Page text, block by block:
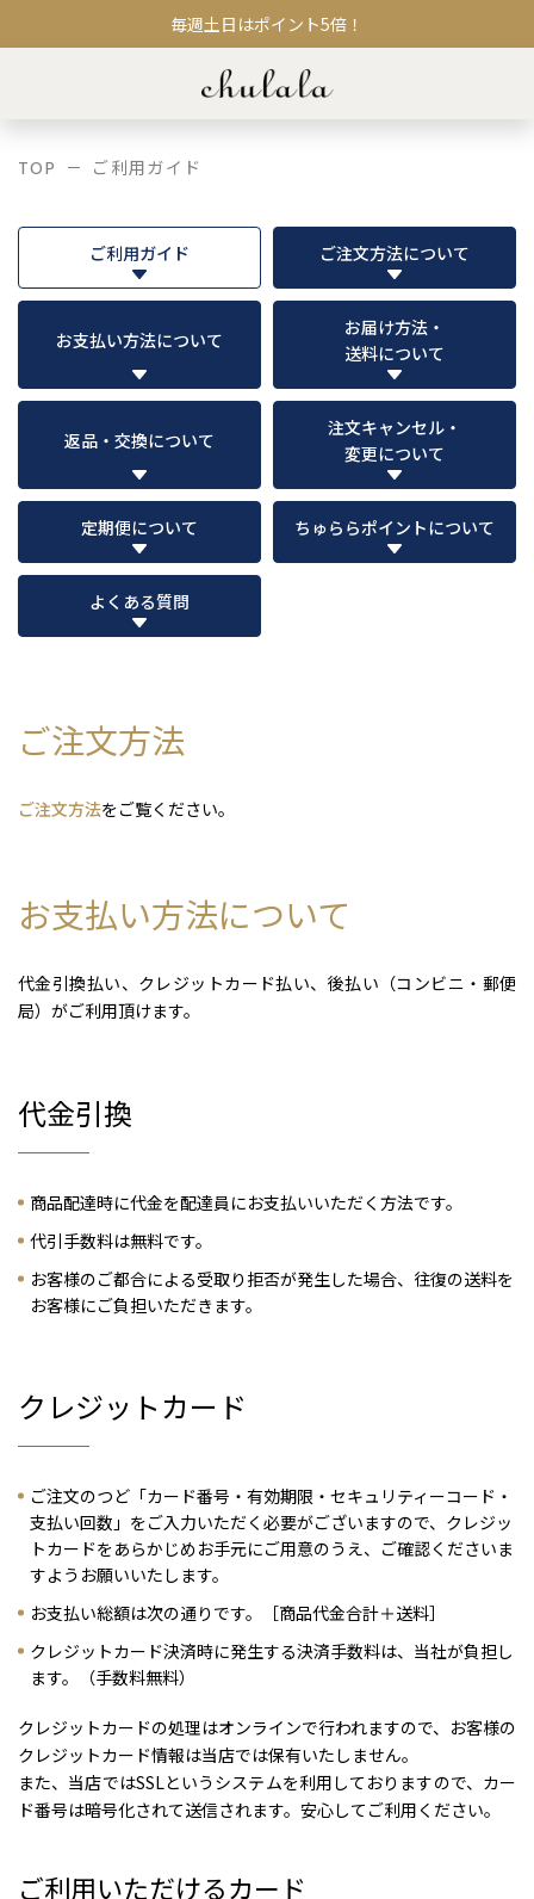
毎週土日はポイント5倍！
TOP ご利用ガイド
ご利用ガイド ご注文方法について
お支払い方法について
お届け方法・
送料について
返品・交換について
注文キャンセル・
変更について
定期便について ちゅららポイントについて
よくある質問
ご注文方法
ご注文方法をご覧ください。
お支払い方法について
代金引換払い、クレジットカード払い、後払い（コンビニ・郵便
局）がご利用頂けます。
代金引換
商品配達時に代金を配達員にお支払いいただく方法です。
代引手数料は無料です。
お客様のご都合による受取り拒否が発生した場合、往復の送料を
お客様にご負担いただきます。
クレジットカード
ご注文のつど「カード番号・有効期限・セキュリティーコード・
支払い回数」をご入力いただく必要がございますので、クレジッ
トカードをあらかじめお手元にご用意のうえ、ご確認くださいま
すようお願いいたします。
お支払い総額は次の通りです。［商品代金合計＋送料］
クレジットカード決済時に発生する決済手数料は、当社が負担し
ます。（手数料無料）
クレジットカードの処理はオンラインで行われますので、お客様の
クレジットカード情報は当店では保有いたしません。
また、当店ではSSLというシステムを利用しておりますので、カー
ド番号は暗号化されて送信されます。安心してご利用ください。
ご利用いただけるカード